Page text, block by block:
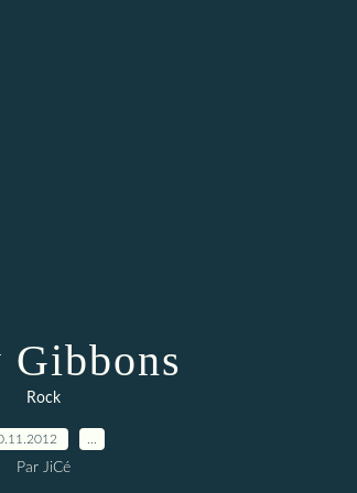
Rock
Par JiCé